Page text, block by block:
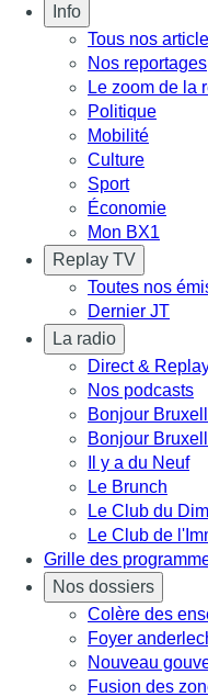
Info
Tous nos
Nos reportages
Le zoom de la
Politique
Mobilité
Culture
Sport
Économie
Mon BX1
Replay TV
Toutes nos
Dernier JT
La radio
Direct &
Nos podcasts
Bonjour
Bonjour
Il y a du Neuf
Le Brunch
Le Club du
Le Club de
Grille des
Nos dossiers
Colère des
Foyer
Nouveau
Fusion des